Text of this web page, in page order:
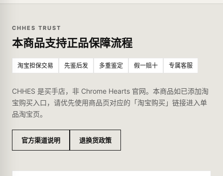
CHHES TRUST
本商品支持正品保障流程
淘宝担保交易 先鉴后发 多重鉴定 假一赔十 专属客服
CHHES 是买手店，非 Chrome Hearts 官网。本商品如已添加淘
宝购买入口，请优先使用商品页对应的「淘宝购买」链接进入单
品淘宝页。
官方渠道说明 退换货政策